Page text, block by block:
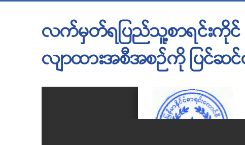
လက်မှတ်ရပြည်သူ့စာရင်းကိုင်
လျာထားအစီအစဉ်ကို ပြင်ဆင်